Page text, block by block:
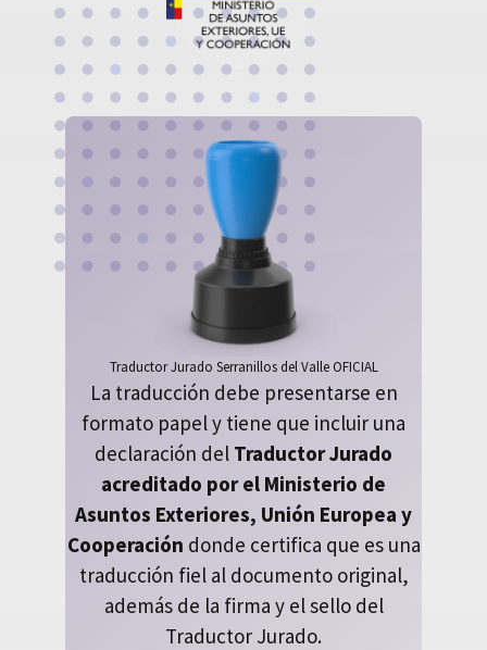
Traductor Jurado Serranillos del Valle OFICIAL
La traducción debe presentarse en
formato papel y tiene que incluir una
declaración del Traductor Jurado
acreditado por el Ministerio de
Asuntos Exteriores, Unión Europea y
Cooperación donde certifica que es una
traducción fiel al documento original,
además de la firma y el sello del
Traductor Jurado.